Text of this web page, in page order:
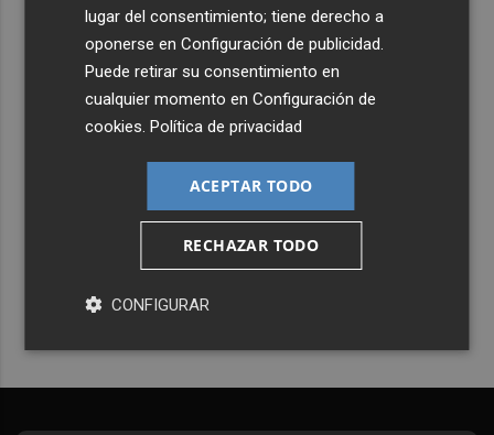
Recibe toda la actualidad de
Castellón Plaza en tu correo
Quiero suscribirme
lugar del consentimiento; tiene derecho a
oponerse enConfiguración de publicidad
Puede retirar su consentimiento en
cualquier momento enConfiguración de
cookies .Política de privacidad
ACEPTAR TODO
RECHAZAR TODO
CONFIGURAR